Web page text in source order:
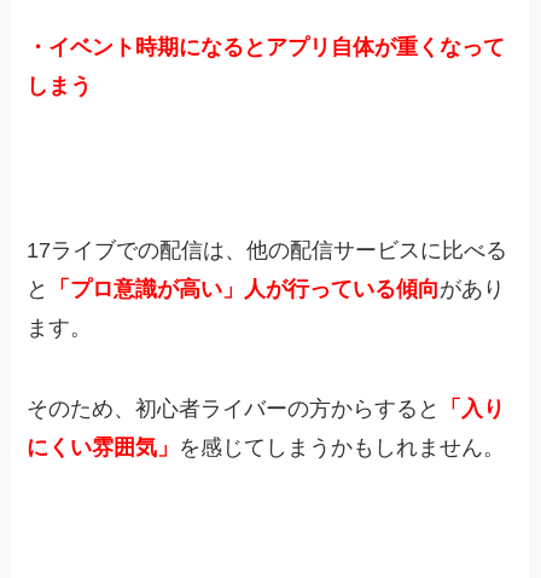
・イベント時期になるとアプリ自体が重くなって
しまう
17ライブでの配信は、他の配信サービスに比べる
と
「プロ意識が高い」人が行っている傾向があり
ます。
そのため、初心者ライバーの方からすると
「入り
にくい雰囲気」 を感じてしまうかもしれません。